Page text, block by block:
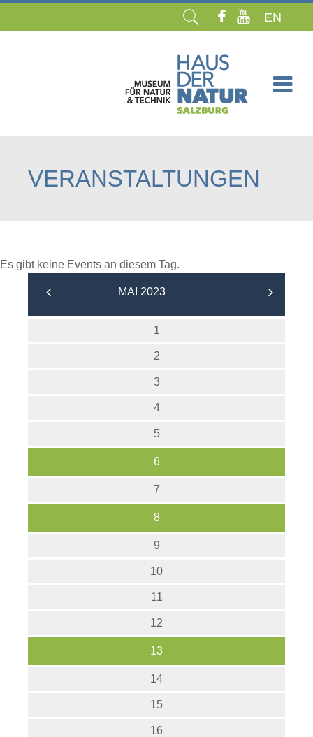
EN
VERANSTALTUNGEN
Es gibt keine Events an diesem Tag.
MAI 2023
1
2
3
4
5
6
7
8
9
10
11
12
13
14
15
16